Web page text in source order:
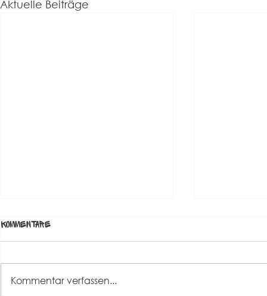
Aktuelle Beiträge
Kommentare
Kommentar verfassen...